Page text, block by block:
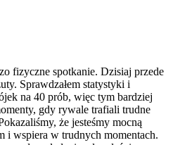
fizyczne spotkanie. Dzisiaj przede
Sprawdzałem statystyki i
na 40 prób, więc tym bardziej
gdy rywale trafiali trudne
że jesteśmy mocną
i wspiera w trudnych momentach.